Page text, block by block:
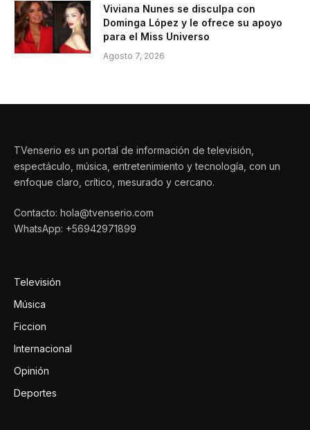
Viviana Nunes se disculpa con
Dominga López y le ofrece su apoyo
para el Miss Universo
Agosto 7, 2026
TVenserio es un portal de información de televisión,
espectáculo, música, entretenimiento y tecnología, con un
enfoque claro, crítico, mesurado y cercano.
Contacto: hola@tvenserio.com
WhatsApp: +56942971899
Televisión
Música
Ficcion
Internacional
Opinión
Deportes